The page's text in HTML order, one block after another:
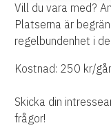
Vill du vara med?
Platserna är
regelbundenhet i
Kostnad: 250 kr/
Skicka din
frågor!